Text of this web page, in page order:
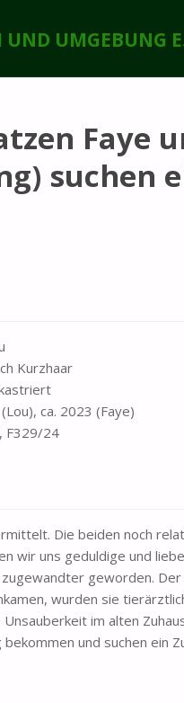
UMGEBUNG
Faye
suchen
Kurzhaar
ca. 2023 (Faye)
F329/24
Die beiden noch
wir uns geduldige und
geworden.
wurden sie
im alten
und suchen ein